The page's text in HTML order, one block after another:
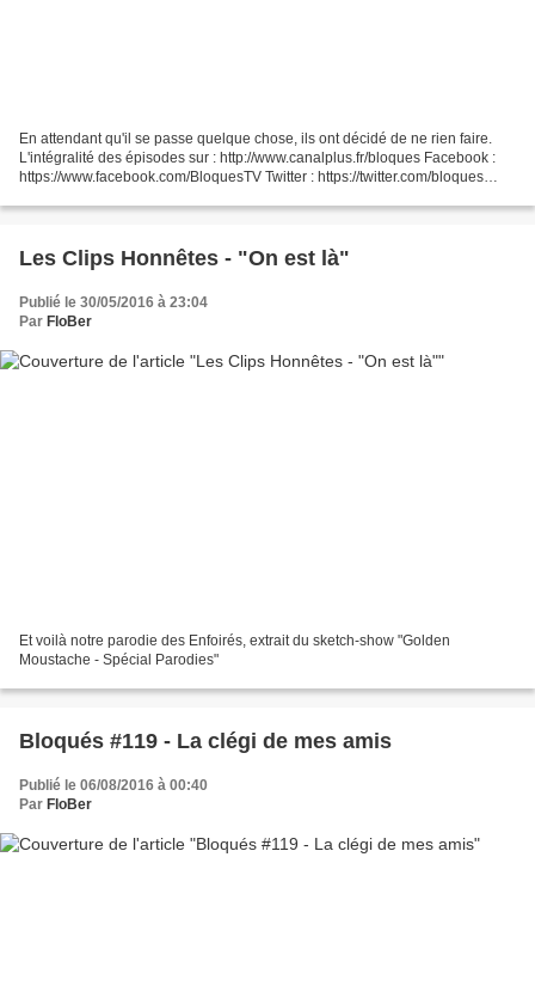
En attendant qu'il se passe quelque chose, ils ont décidé de ne rien faire.
L'intégralité des épisodes sur : http://www.canalplus.fr/bloques Facebook :
https://www.facebook.com/BloquesTV Twitter : https://twitter.com/bloques
Les Clips Honnêtes - "On est là"
Publié le 30/05/2016 à 23:04
Par FloBer
Et voilà notre parodie des Enfoirés, extrait du sketch-show "Golden
Moustache - Spécial Parodies"
Bloqués #119 - La clégi de mes amis
Publié le 06/08/2016 à 00:40
Par FloBer